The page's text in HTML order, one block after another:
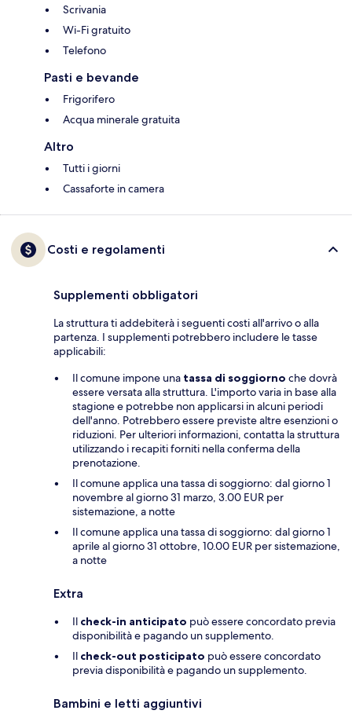
Scrivania
Wi-Fi gratuito
Telefono
Pasti e bevande
Frigorifero
Acqua minerale gratuita
Altro
Tutti i giorni
Cassaforte in camera
Costi e regolamenti
Supplementi obbligatori
La struttura ti addebiterà i seguenti costi all'arrivo o alla
partenza. I supplementi potrebbero includere le tasse
applicabili:
Il comune impone una tassa di soggiorno che dovrà
essere versata alla struttura. L'importo varia in base alla
stagione e potrebbe non applicarsi in alcuni periodi
dell'anno. Potrebbero essere previste altre esenzioni o
riduzioni. Per ulteriori informazioni, contatta la struttura
utilizzando i recapiti forniti nella conferma della
prenotazione.
Il comune applica una tassa di soggiorno: dal giorno 1
novembre al giorno 31 marzo, 3.00 EUR per
sistemazione, a notte
Il comune applica una tassa di soggiorno: dal giorno 1
aprile al giorno 31 ottobre, 10.00 EUR per sistemazione,
a notte
Extra
Il check-in anticipato può essere concordato previa
disponibilità e pagando un supplemento.
Il check-out posticipato può essere concordato
previa disponibilità e pagando un supplemento.
Bambini e letti aggiuntivi